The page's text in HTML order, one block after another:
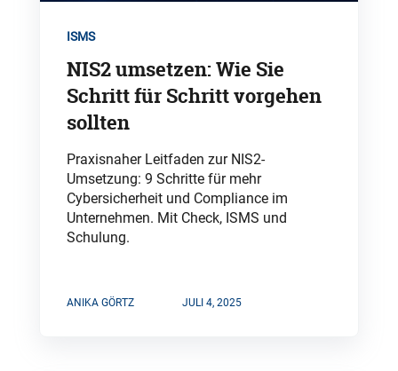
ISMS
NIS2 umsetzen: Wie Sie
Schritt für Schritt vorgehen
sollten
Praxisnaher Leitfaden zur NIS2-
Umsetzung: 9 Schritte für mehr
Cybersicherheit und Compliance im
Unternehmen. Mit Check, ISMS und
Schulung.
ANIKA GÖRTZ JULI 4, 2025